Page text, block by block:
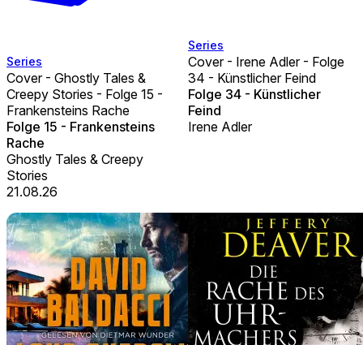
Series
Cover - Ghostly Tales &
Creepy Stories - Folge 15 -
Frankensteins Rache
Folge 15 - Frankensteins
Rache
Ghostly Tales & Creepy
Stories
21.08.26
Series
Cover - Irene Adler - Folge
34 - Künstlicher Feind
Folge 34 - Künstlicher
Feind
Irene Adler